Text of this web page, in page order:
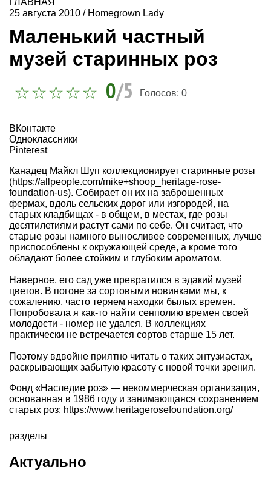
ГЛАВНАЯ
25 августа 2010 / Homegrown Lady
Маленький частный
музей старинных роз
0/5 Голосов: 0
ВКонтакте
Одноклассники
Pinterest
Канадец Майкл Шуп коллекционирует старинные розы
(https://allpeople.com/mike+shoop_heritage-rose-
foundation-us). Собирает он их на заброшенных
фермах, вдоль сельских дорог или изгородей, на
старых кладбищах - в общем, в местах, где розы
десятилетиями растут сами по себе. Он считает, что
старые розы намного выносливее современных, лучше
приспособлены к окружающей среде, а кроме того
обладают более стойким и глубоким ароматом.
Наверное, его сад уже превратился в эдакий музей
цветов. В погоне за сортовыми новинками мы, к
сожалению, часто теряем находки былых времен.
Попробовала я как-то найти сенполию времен своей
молодости - номер не удался. В коллекциях
практически не встречается сортов старше 15 лет.
Поэтому вдвойне приятно читать о таких энтузиастах,
раскрывающих забытую красоту с новой точки зрения.
Фонд «Наследие роз» — некоммерческая организация,
основанная в 1986 году и занимающаяся сохранением
старых роз: https://www.heritagerosefoundation.org/
разделы
Актуально